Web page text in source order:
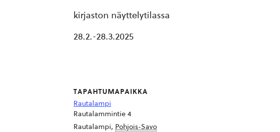
kirjaston näyttelytilassa
28.2.-28.3.2025
TAPAHTUMAPAIKKA
Rautalampi
Rautalammintie 4
Rautalampi, Pohjois-Savo